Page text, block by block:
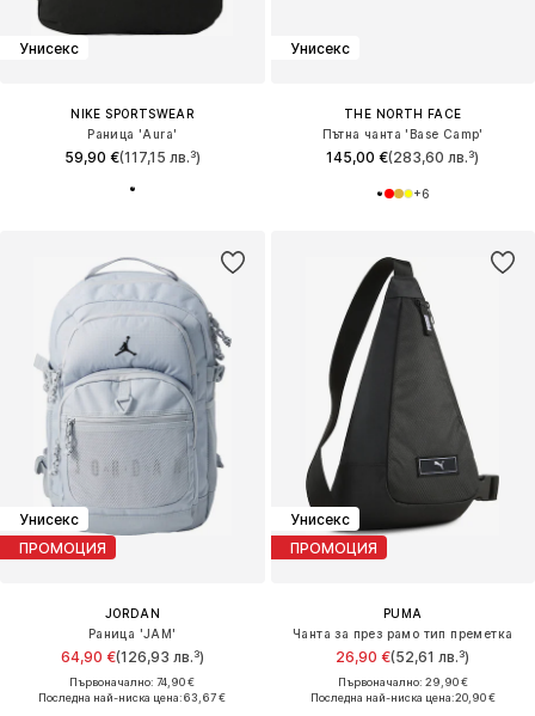
Унисекс
NIKE SPORTSWEAR
Раница 'Aura'
59,90 €(117,15 лв.³)
Унисекс
THE NORTH FACE
Пътна чанта 'Base Camp'
145,00 €(283,60 лв.³)
+6
Унисекс
ПРОМОЦИЯ
JORDAN
Раница 'JAM'
64,90 €(126,93 лв.³)
Първоначално: 74,90 €
Последна най-ниска цена:63,67 €
Унисекс
ПРОМОЦИЯ
PUMA
Чанта за през рамо тип преметка
26,90 €(52,61 лв.³)
Първоначално: 29,90 €
Последна най-ниска цена:20,90 €